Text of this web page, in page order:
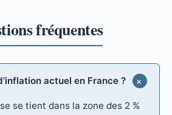
actuel en France ?
se tient dans la zone des 2 %